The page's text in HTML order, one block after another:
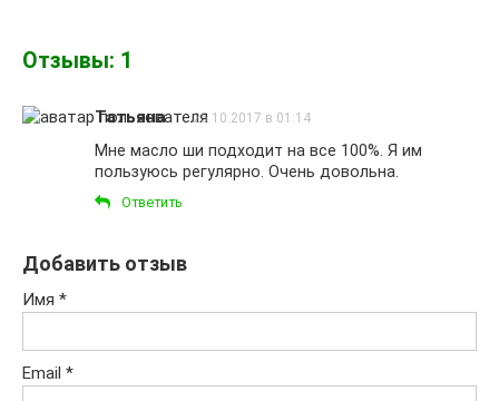
Отзывы: 1
Татьяна 25.10.2017 в 01:14
Мне масло ши подходит на все 100%. Я им
пользуюсь регулярно. Очень довольна.
Ответить
Добавить отзыв
Имя *
Email *